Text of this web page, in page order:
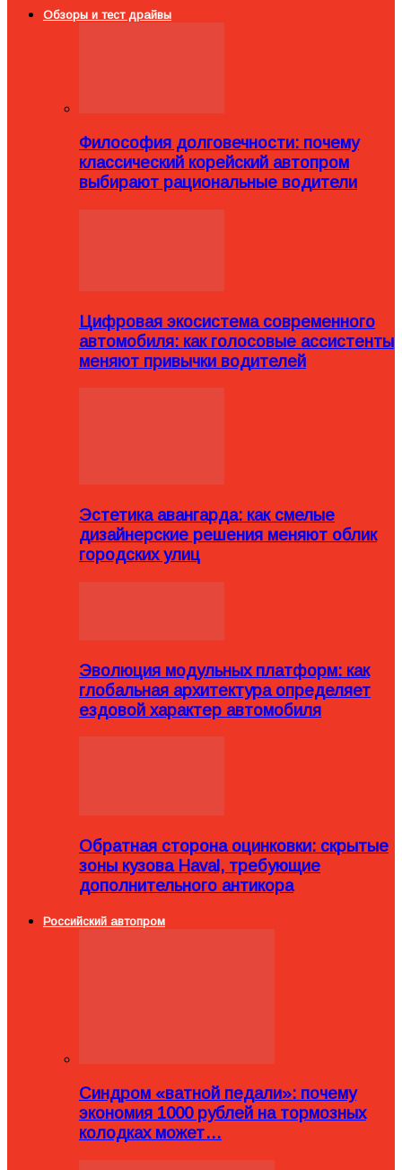
Обзоры и тест драйвы
Философия долговечности: почему
классический корейский автопром
выбирают рациональные водители
Цифровая экосистема современного
автомобиля: как голосовые ассистенты
меняют привычки водителей
Эстетика авангарда: как смелые
дизайнерские решения меняют облик
городских улиц
Эволюция модульных платформ: как
глобальная архитектура определяет
ездовой характер автомобиля
Обратная сторона оцинковки: скрытые
зоны кузова Haval, требующие
дополнительного антикора
Российский автопром
Синдром «ватной педали»: почему
экономия 1000 рублей на тормозных
колодках может…